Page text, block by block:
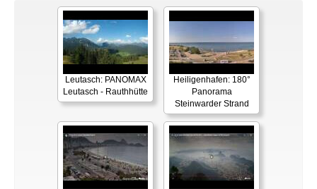
Leutasch: PANOMAX
Leutasch - Rauthhütte
Heiligenhafen: 180°
Panorama
Steinwarder Strand